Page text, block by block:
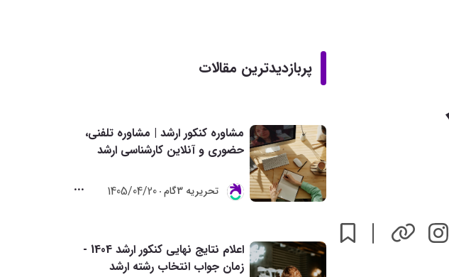
پربازدیدترین مقالات
مشاوره کنکور ارشد | مشاوره تلفنی،
حضوری و آنلاین کارشناسی ارشد
تحريريه 3گام 1405/04/20
اعلام نتایج نهایی کنکور ارشد 1404 -
زمان جواب انتخاب رشته ارشد